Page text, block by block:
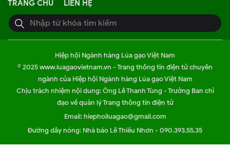
TRANG CHỦ LIÊN HỆ
Hiệp hội Ngành hàng Lúa gạo Việt Nam
© 2025 www.luagaovietnam.vn - Trang thông tin điện tử chuyên
ngành của Hiệp hội Ngành hàng Lúa gạo Việt Nam
Chịu trách nhiệm nội dung: Ông Lê Thanh Tùng - Trưởng Ban chỉ
đạo về quản lý Trang thông tin điện tử
Email: hiephoiluagao@gmail.com
Đường dây nóng: Nhà báo Lê Thiếu Nhơn - 090.393.55.35